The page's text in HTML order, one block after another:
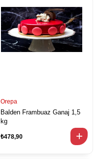
Orepa
Balden Frambuaz Ganaj 1,5
kg
₺478,90